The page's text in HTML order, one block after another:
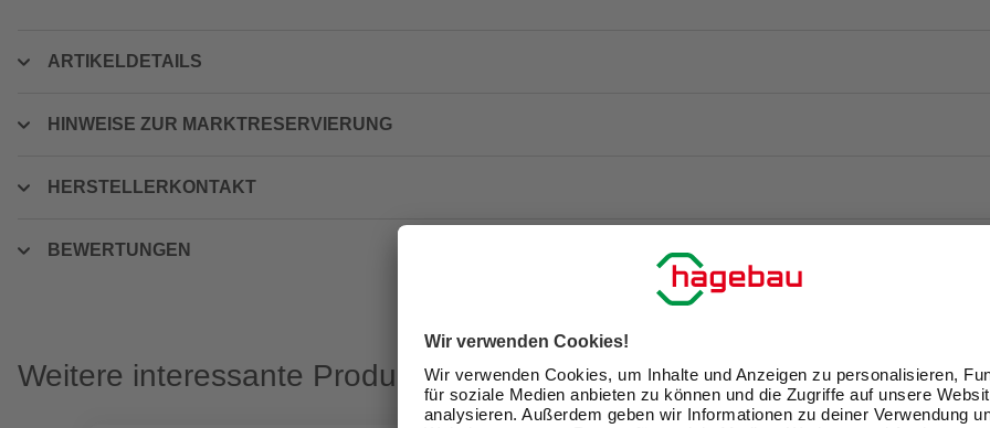
ARTIKELDETAILS
HINWEISE ZUR MARKTRESERVIERUNG
HERSTELLERKONTAKT
BEWERTUNGEN
Weitere interessante Produkte